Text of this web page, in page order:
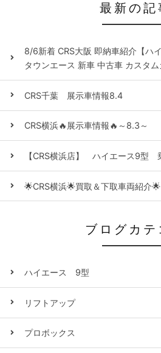
最新の記
8/6新着 CRS大阪 即納車紹介【ハ
タウンエース 新車 中古車 カスタム
CRS千葉 展示車情報8.4
CRS横浜🔥展示車情報🔥～8.3～
【CRS横浜店】 ハイエース9型
🌟CRS横浜🌟買取＆下取車両紹介🌟
ブログカテ
ハイエース 9型
リフトアップ
プロボックス